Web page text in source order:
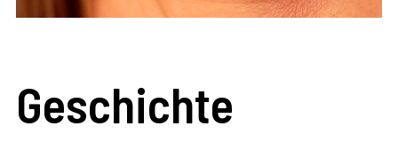
Geschichte